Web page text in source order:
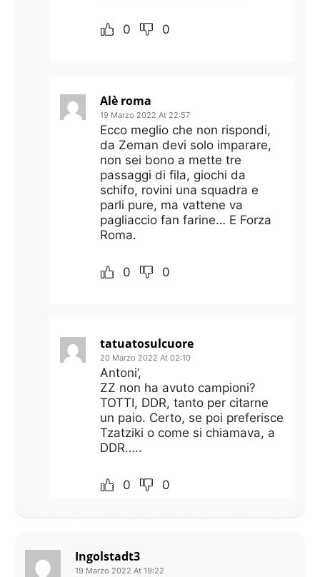
0 0
Alè roma
19 Marzo 2022 At 22:57
Ecco meglio che non rispondi,
da Zeman devi solo imparare,
non sei bono a mette tre
passaggi di fila, giochi da
schifo, rovini una squadra e
parli pure, ma vattene va
pagliaccio fan farine… E Forza
Roma.
0 0
tatuatosulcuore
20 Marzo 2022 At 02:10
Antoni’,
ZZ non ha avuto campioni?
TOTTI, DDR, tanto per citarne
un paio. Certo, se poi preferisce
Tzatziki o come si chiamava, a
DDR…..
0 0
Ingolstadt3
19 Marzo 2022 At 19:22